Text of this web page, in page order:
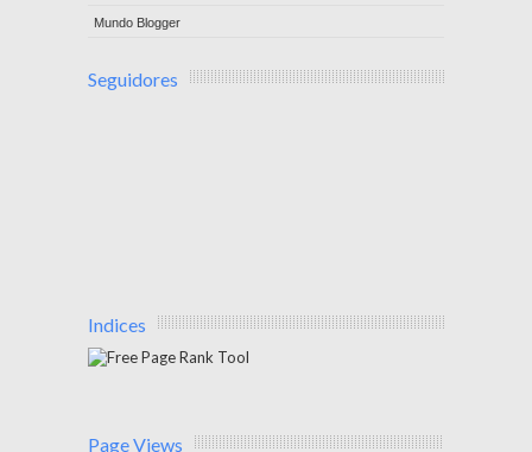
Mundo Blogger
Seguidores
Indices
Page Views